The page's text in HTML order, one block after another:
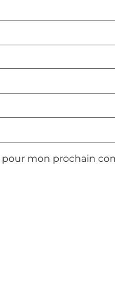
mon prochain